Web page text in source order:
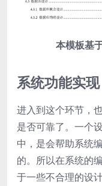
本模板基
系统功能实现
进入到这个环节，
是否可靠了。一个
中，是会帮助系统
的。所以在系统的
于一些不合理的设